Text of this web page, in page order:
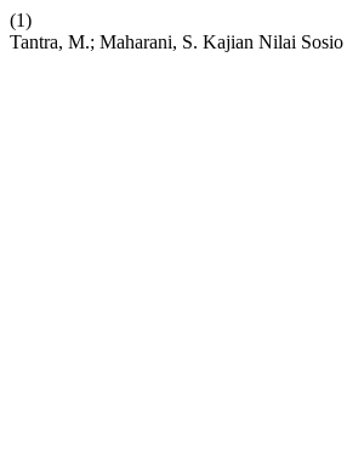
(1)
Tantra, M.; Maharani, S. Kajian Nilai